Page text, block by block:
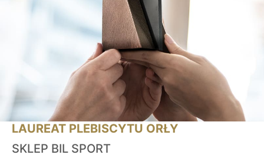
LAUREAT PLEBISCYTU ORŁY
SKLEP BIL SPORT